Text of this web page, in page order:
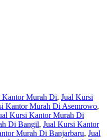
Kantor Murah Di, Jual Kursi
Kantor Murah Di Asemrowo,
Kursi Kantor Murah Di
Di Bangil, Jual Kursi Kantor
Murah Di Banjarbaru, Jual